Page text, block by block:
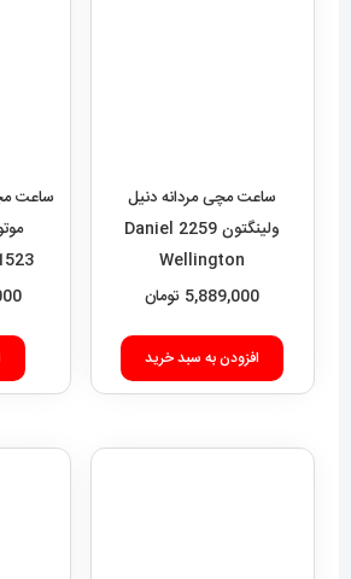
ساعت مچی مردانه دنیل
ولینگتون 2259 Daniel
Wellington
5,889,000 تومان
افزودن به سبد خرید
ساعت